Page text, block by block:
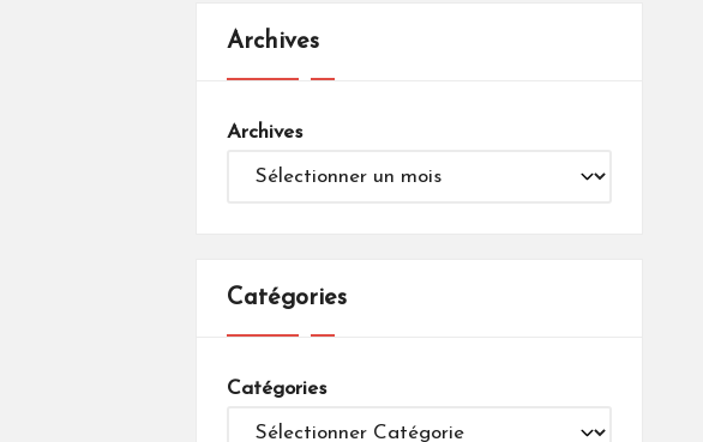
Archives
Archives
Catégories
Catégories